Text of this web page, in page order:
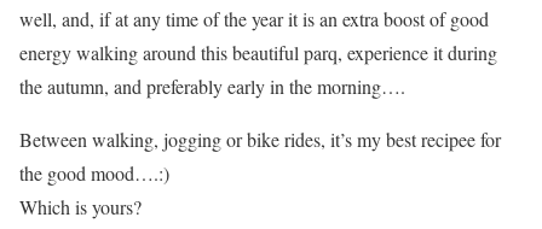
well, and, if at any time of the year it is an extra boost of good
energy walking around this beautiful parq, experience it during
the autumn, and preferably early in the morning….
Between walking, jogging or bike rides, it’s my best recipee for
the good mood….:)
Which is yours?